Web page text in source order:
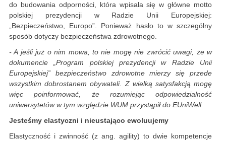
do budowania odporności, która wpisała się w główne motto
polskiej prezydencji w Radzie Unii Europejskiej:
„Bezpieczeństwo, Europo”. Ponieważ hasło to w szczególny
sposób dotyczy bezpieczeństwa zdrowotnego.
- A jeśli już o nim mowa, to nie mogę nie zwrócić uwagi, że w
dokumencie „Program polskiej prezydencji w Radzie Unii
Europejskiej” bezpieczeństwo zdrowotne mierzy się przede
wszystkim dobrostanem obywateli. Z wielką satysfakcją mogę
więc poinformować, że rozumiejąc odpowiedzialność
uniwersytetów w tym względzie WUM przystąpił do EUniWell.
Jesteśmy elastyczni i nieustająco ewoluujemy
Elastyczność i zwinność (z ang. agility) to dwie kompetencje